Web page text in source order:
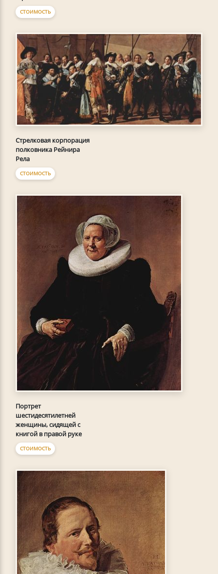
СТОИМОСТЬ
Стрелковая корпорация
полковника Рейнира
Рела
СТОИМОСТЬ
Портрет
шестидесятилетней
женщины, сидящей с
книгой в правой руке
СТОИМОСТЬ